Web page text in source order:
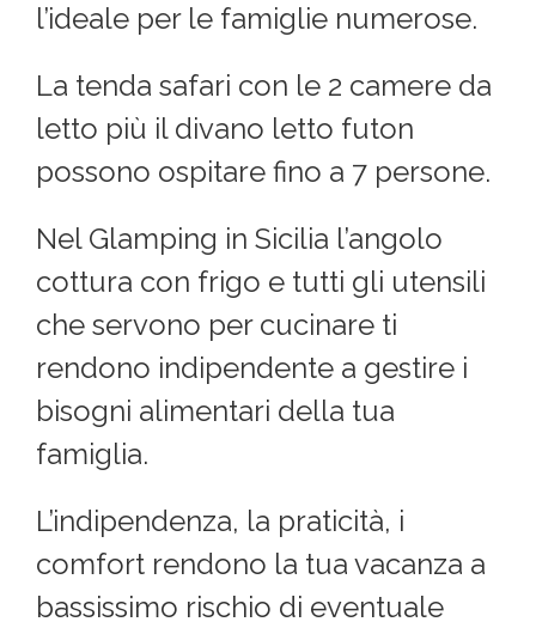
l’ideale per le famiglie numerose.
La tenda safari con le 2 camere da
letto più il divano letto futon
possono ospitare fino a 7 persone.
Nel Glamping in Sicilia l’angolo
cottura con frigo e tutti gli utensili
che servono per cucinare ti
rendono indipendente a gestire i
bisogni alimentari della tua
famiglia.
L’indipendenza, la praticità, i
comfort rendono la tua vacanza a
bassissimo rischio di eventuale